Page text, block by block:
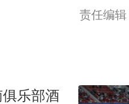
责任编
乐部酒